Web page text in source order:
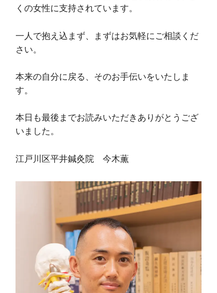
くの女性に支持されています。
一人で抱え込まず、まずはお気軽にご相談くだ
さい。
本来の自分に戻る、そのお手伝いをいたしま
す。
本日も最後までお読みいただきありがとうござ
いました。
江戸川区平井鍼灸院 今木薫